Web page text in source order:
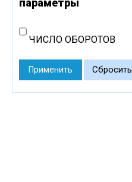
параметры
ЧИСЛО ОБОРОТОВ
Применить Сбросить